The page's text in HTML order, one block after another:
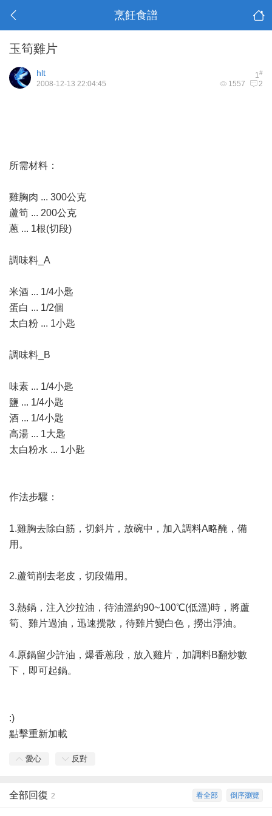
烹飪食譜
玉筍雞片
1#
hlt
1557 2
2008-12-13 22:04:45
所需材料：
雞胸肉 ... 300公克
蘆筍 ... 200公克
蔥 ... 1根(切段)
調味料_A
米酒 ... 1/4小匙
蛋白 ... 1/2個
太白粉 ... 1小匙
調味料_B
味素 ... 1/4小匙
鹽 ... 1/4小匙
酒 ... 1/4小匙
高湯 ... 1大匙
太白粉水 ... 1小匙
作法步驟：
1.雞胸去除白筋，切斜片，放碗中，加入調料A略醃，備
用。
2.蘆筍削去老皮，切段備用。
3.熱鍋，注入沙拉油，待油溫約90~100℃(低溫)時，將蘆
筍、雞片過油，迅速攪散，待雞片變白色，撈出淨油。
4.原鍋留少許油，爆香蔥段，放入雞片，加調料B翻炒數
下，即可起鍋。
:)
點擊重新加載
愛心 反對
倒序瀏覽
看全部
全部回復 2